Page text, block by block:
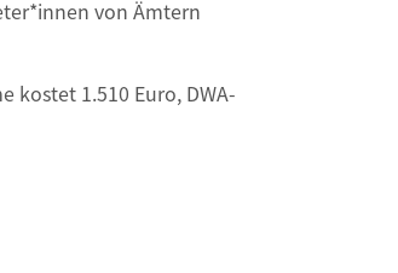
von Ämtern
kostet 1.510 Euro, DWA-